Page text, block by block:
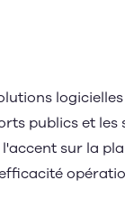
publics et les
sur la